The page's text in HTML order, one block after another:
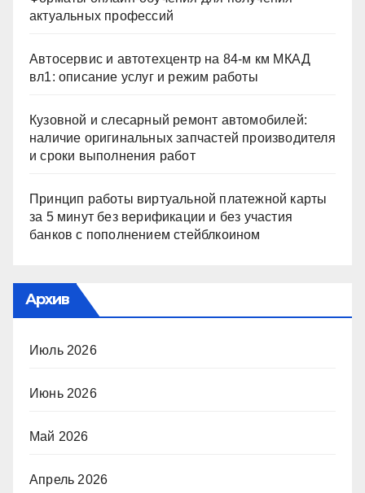
актуальных профессий
Автосервис и автотехцентр на 84-м км МКАД
вл1: описание услуг и режим работы
Кузовной и слесарный ремонт автомобилей:
наличие оригинальных запчастей производителя
и сроки выполнения работ
Принцип работы виртуальной платежной карты
за 5 минут без верификации и без участия
банков с пополнением стейблкоином
Архив
Июль 2026
Июнь 2026
Май 2026
Апрель 2026